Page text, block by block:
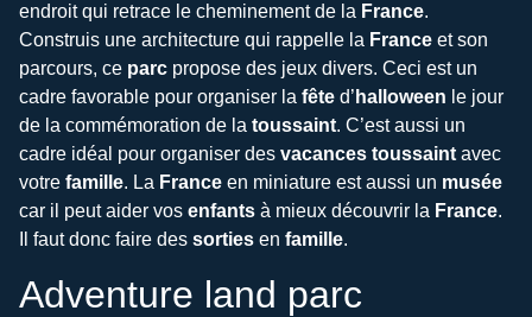
endroit qui retrace le cheminement de la France.
Construis une architecture qui rappelle la France et son
parcours, ce parc propose des jeux divers. Ceci est un
cadre favorable pour organiser la fête d’ halloween le jour
de la commémoration de la toussaint. C’est aussi un
cadre idéal pour organiser des vacances toussaint avec
votre famille. La France en miniature est aussi un musée
car il peut aider vos enfants à mieux découvrir la France.
Il faut donc faire des sorties en famille.
Adventure land parc